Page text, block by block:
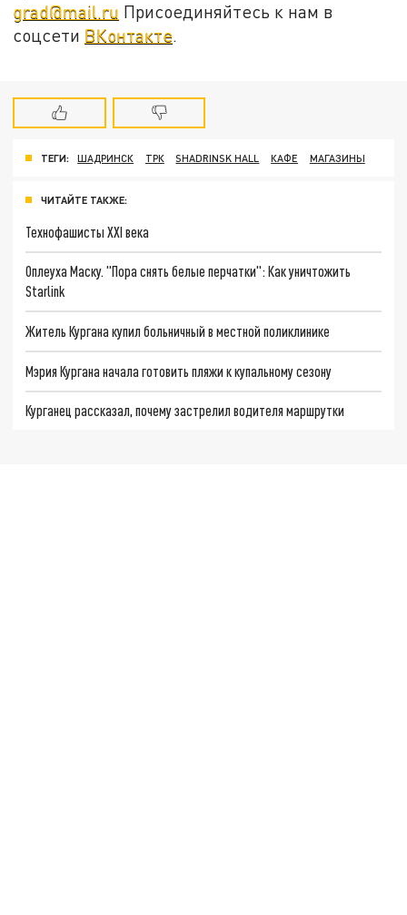
grad@mail.ru Присоединяйтесь к нам в
соцсети ВКонтакте.
ТЕГИ: ШАДРИНСК ТРК SHADRINSK HALL КАФЕ МАГАЗИНЫ
ЧИТАЙТЕ ТАКЖЕ:
Технофашисты XXI века
Оплеуха Маску. "Пора снять белые перчатки": Как уничтожить
Starlink
Житель Кургана купил больничный в местной поликлинике
Мэрия Кургана начала готовить пляжи к купальному сезону
Курганец рассказал, почему застрелил водителя маршрутки